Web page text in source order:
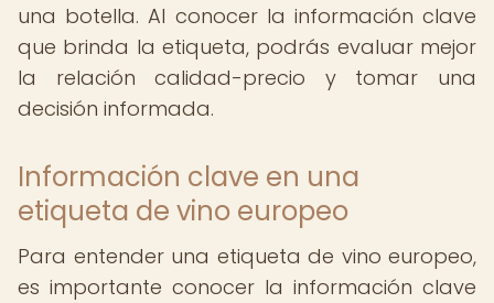
una botella. Al conocer la información clave
que brinda la etiqueta, podrás evaluar mejor
la relación calidad-precio y tomar una
decisión informada.
Información clave en una
etiqueta de vino europeo
Para entender una etiqueta de vino europeo,
es importante conocer la información clave